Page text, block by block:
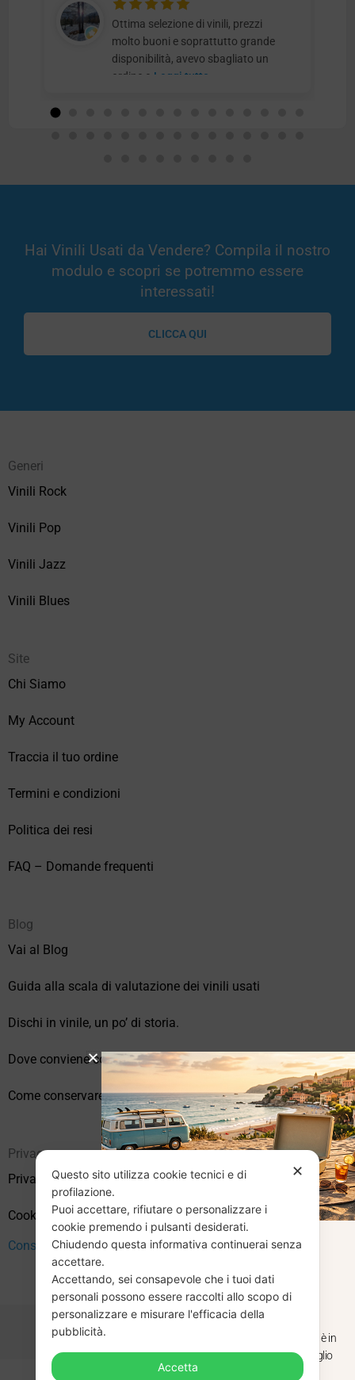
Ottima selezione di vinili, prezzi
molto buoni e soprattutto grande
disponibilità, avevo sbagliato un
ordine e Leggi tutto
Hai Vinili Usati da Vendere? Compila il nostro
modulo e scopri se potremmo essere
interessati!
CLICCA QUI
Generi
Vinili Rock
Vinili Pop
Vinili Jazz
Vinili Blues
Site
Chi Siamo
My Account
Traccia il tuo ordine
Termini e condizioni
Politica dei resi
FAQ – Domande frequenti
Blog
Vai al Blog
Guida alla scala di valutazione dei vinili usati
Dischi in vinile, un po’ di storia.
Dove conviene comprare vinili online?
Come conservare correttamente i vinili usati
Privacy
Privacy Policy
Cookie Policy (UE)
Consenso
✕
Questo sito utilizza cookie tecnici e di
profilazione.
Puoi accettare, rifiutare o personalizzare i
cookie premendo i pulsanti desiderati.
Chiudendo questa informativa continuerai senza
accettare.
Accettando, sei consapevole che i tuoi dati
personali possono essere raccolti allo scopo di
personalizzare e misurare l'efficacia della
pubblicità.
Accetta
CHIUSURA
ESTIVA
Dal 29 luglio al 31 agosto venditaviniliusati.it è in
pausa estiva. Gli ordini ricevuti entro il 29 luglio
saranno spediti regolarmente.